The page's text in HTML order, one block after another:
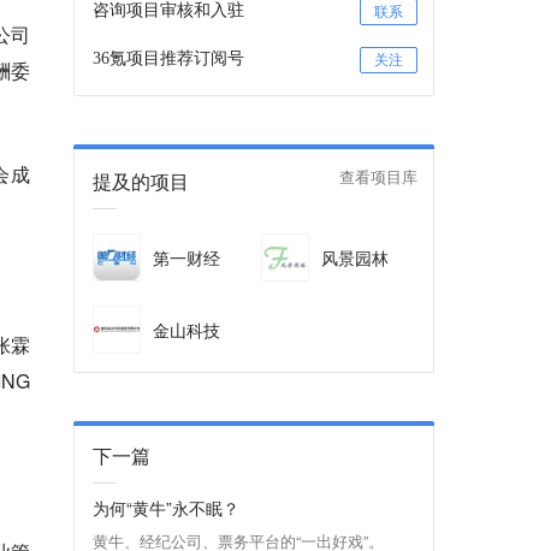
司
委
成
霖
咨询项目审核和入驻 联系
36氪项目推荐订阅号 关注
提及的项目 查看项目库
第一财经 风景园林
金山科技
下一篇
为何“黄牛”永不眠？
黄牛、经纪公司、票务平台的“一出好戏”。